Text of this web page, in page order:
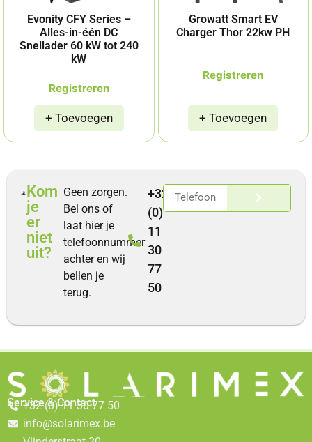
Evonity CFY Series –
Alles-in-één DC
Snellader 60 kW tot 240
kW
Registreren
Growatt Smart EV
Charger Thor 22kw PH
Registreren
Kom
je
er
niet
uit?
Geen zorgen.
Bel ons of
laat hier je
telefoonnummer
achter en wij
bellen je
terug.
+32
(0)
11
30
77
50
Service & Contact
+32 (0) 11 30 77 50
info@solarimex.be